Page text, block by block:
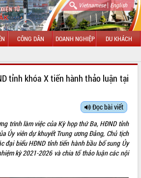
Vietnamese| English
CÔNG DÂN DOANH NGHIỆP DU KHÁCH
tỉnh khóa X tiến hành thảo luận tại
Đọc bài viết
trình làm việc của Kỳ họp thứ Ba, HĐND tỉnh
Ủy viên dự khuyết Trung ương Đảng, Chủ tịch
đại biểu HĐND tỉnh tiến hành bầu bổ sung Ủy
kỳ 2021-2026 và chia tổ thảo luận các nội